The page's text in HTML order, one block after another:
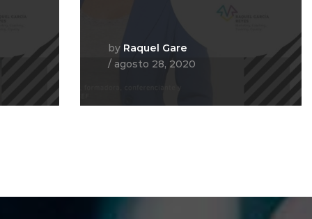
by Raquel Gare
/ agosto 28, 2020/ agosto 28, 2020